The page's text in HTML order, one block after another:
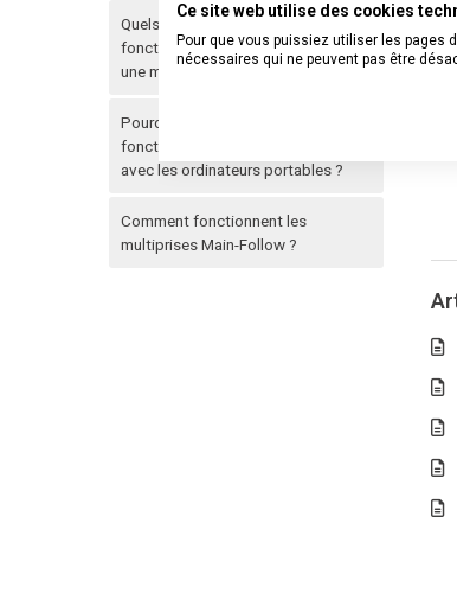
Quels sont les avantages de la
fonction Main-Follow numérique sur
une multiprise ?
Pourquoi la fonction Main-Follow ne
fonctionne-t-elle pas correctement
avec les ordinateurs portables ?
Comment fonctionnent les
multiprises Main-Follow ?
Ce site web utilise des cookies
Pour que vous puissiez utiliser les
nécessaires qui ne peuvent pas être